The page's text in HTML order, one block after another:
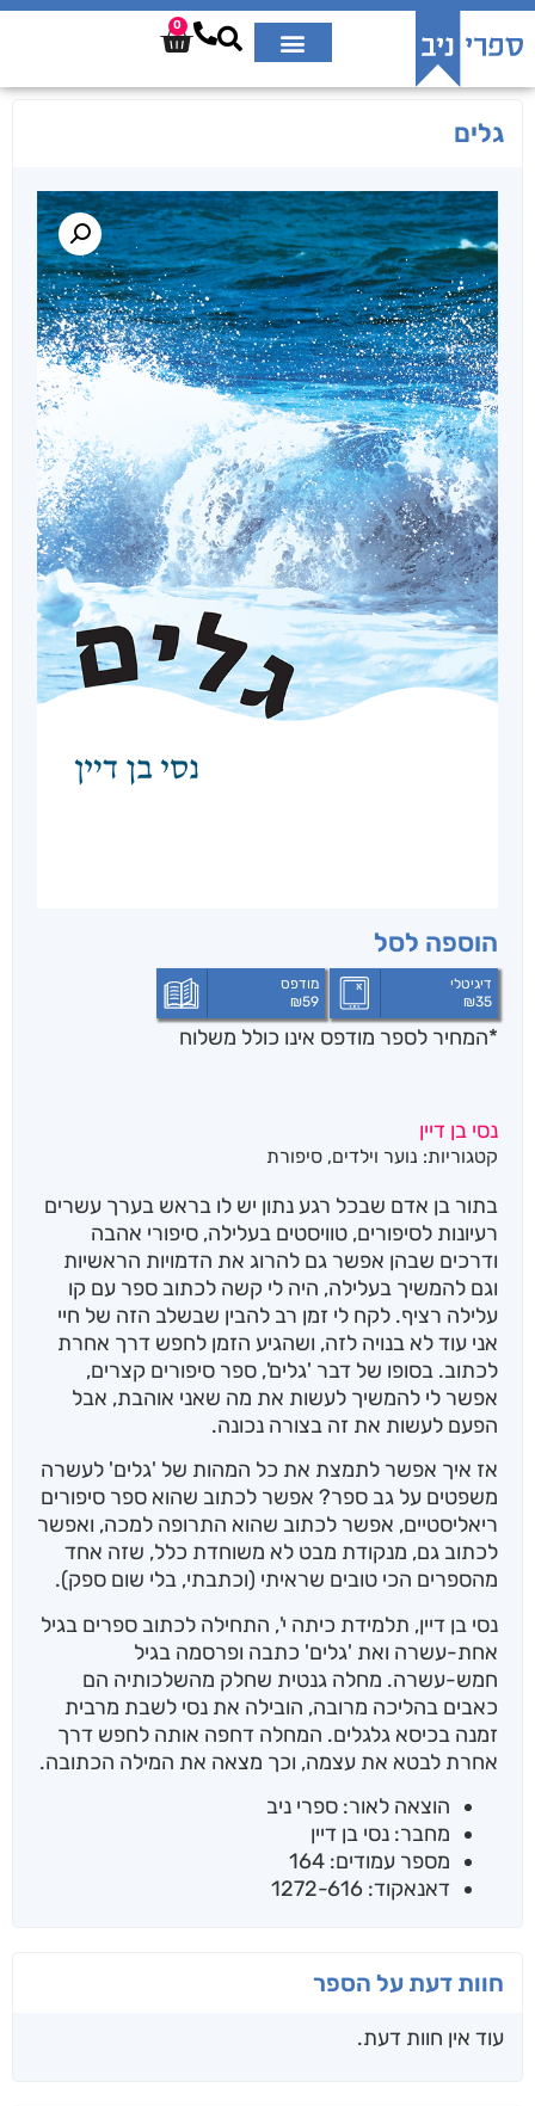
0
גלים
הוספה לסל
דיגיטלי
₪35
מודפס
₪59
*המחיר לספר מודפס אינו כולל משלוח
נסי בן דיין
קטגוריות: נוער וילדים, סיפורת
בתור בן אדם שבכל רגע נתון יש לו בראש בערך עשרים
רעיונות לסיפורים, טוויסטים בעלילה, סיפורי אהבה
ודרכים שבהן אפשר גם להרוג את הדמויות הראשיות
וגם להמשיך בעלילה, היה לי קשה לכתוב ספר עם קו
עלילה רציף. לקח לי זמן רב להבין שבשלב הזה של חיי
אני עוד לא בנויה לזה, ושהגיע הזמן לחפש דרך אחרת
לכתוב. בסופו של דבר 'גלים', ספר סיפורים קצרים,
אפשר לי להמשיך לעשות את מה שאני אוהבת, אבל
הפעם לעשות את זה בצורה נכונה.
אז איך אפשר לתמצת את כל המהות של 'גלים' לעשרה
משפטים על גב ספר? אפשר לכתוב שהוא ספר סיפורים
ריאליסטיים, אפשר לכתוב שהוא התרופה למכה, ואפשר
לכתוב גם, מנקודת מבט לא משוחדת כלל, שזה אחד
מהספרים הכי טובים שראיתי (וכתבתי, בלי שום ספק).
נסי בן דיין, תלמידת כיתה י', התחילה לכתוב ספרים בגיל
אחת-עשרה ואת 'גלים' כתבה ופרסמה בגיל
חמש-עשרה. מחלה גנטית שחלק מהשלכותיה הם
כאבים בהליכה מרובה, הובילה את נסי לשבת מרבית
זמנה בכיסא גלגלים. המחלה דחפה אותה לחפש דרך
אחרת לבטא את עצמה, וכך מצאה את המילה הכתובה.
הוצאה לאור: ספרי ניב
מחבר: נסי בן דיין
מספר עמודים: 164
דאנאקוד: 1272-616
חוות דעת על הספר
עוד אין חוות דעת.